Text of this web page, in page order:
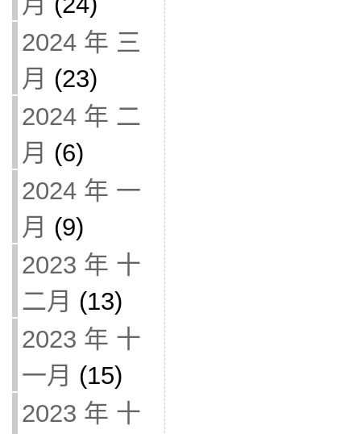
2024 年 三
月 (23)
2024 年 二
月 (6)
2024 年 一
月 (9)
2023 年 十
二月 (13)
2023 年 十
一月 (15)
2023 年 十